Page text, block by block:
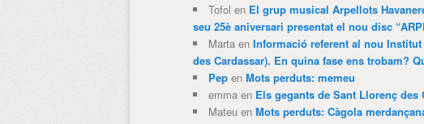
Tofol en El grup musical Arpellots
seu 25è aniversari presentat el nou disc
Martaen Informació referent al nou
des Cardassar). En quina fase ens trobam?
Pepen Mots perduts: memeu
emmaen Els gegants de Sant Llorenç des
Mateuen Mots perduts: Càgola